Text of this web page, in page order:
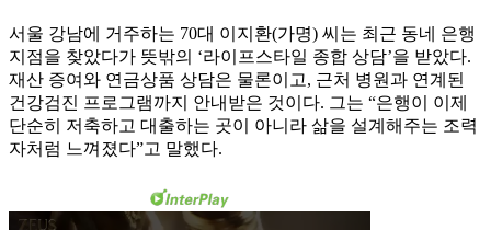
서울 강남에 거주하는 70대 이지환(가명) 씨는 최근 동네 은행
지점을 찾았다가 뜻밖의 ‘라이프스타일 종합 상담’을 받았다.
재산 증여와 연금상품 상담은 물론이고, 근처 병원과 연계된
건강검진 프로그램까지 안내받은 것이다. 그는 “은행이 이제
단순히 저축하고 대출하는 곳이 아니라 삶을 설계해주는 조력
자처럼 느껴졌다”고 말했다.